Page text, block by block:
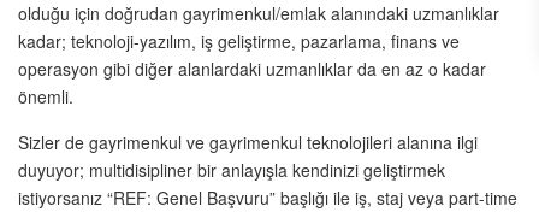
olduğu için doğrudan gayrimenkul/emlak alanındaki uzmanlıklar
kadar; teknoloji-yazılım, iş geliştirme, pazarlama, finans ve
operasyon gibi diğer alanlardaki uzmanlıklar da en az o kadar
önemli.
Sizler de gayrimenkul ve gayrimenkul teknolojileri alanına ilgi
duyuyor; multidisipliner bir anlayışla kendinizi geliştirmek
istiyorsanız “REF: Genel Başvuru” başlığı ile iş, staj veya part-time